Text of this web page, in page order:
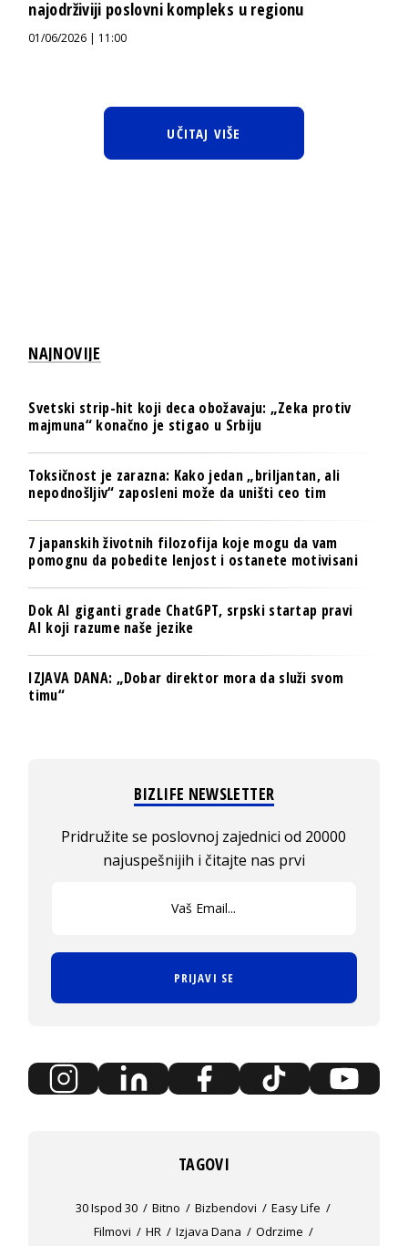
najodrživiji poslovni kompleks u regionu
01/06/2026 | 11:00
UČITAJ VIŠE
NAJNOVIJE
Svetski strip-hit koji deca obožavaju: „Zeka protiv
majmuna“ konačno je stigao u Srbiju
Toksičnost je zarazna: Kako jedan „briljantan, ali
nepodnošljiv“ zaposleni može da uništi ceo tim
7 japanskih životnih filozofija koje mogu da vam
pomognu da pobedite lenjost i ostanete motivisani
Dok AI giganti grade ChatGPT, srpski startap pravi
AI koji razume naše jezike
IZJAVA DANA: „Dobar direktor mora da služi svom
timu“
BIZLIFE NEWSLETTER
Pridružite se poslovnoj zajednici od 20000
najuspešnijih i čitajte nas prvi
PRIJAVI SE
TAGOVI
30 Ispod 30 Bitno Bizbendovi
Easy Life
Filmovi
HR Izjava Dana
Odrzime